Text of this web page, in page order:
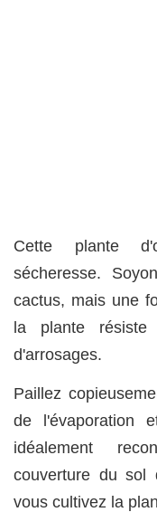
Cette plante
sécheresse.
cactus, mais une
la plante résiste
d'arrosages.
Paillez
de l'évaporation
idéalement
couverture du sol
vous cultivez la